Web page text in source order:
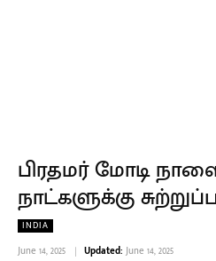
பிரதமர் மோடி
நாட்களுக்கு
INDIA
June 14, 2025 Updated: June 14, 2025